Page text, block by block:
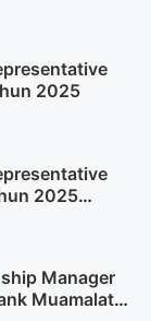
2025
2025
Manager
Muamalat